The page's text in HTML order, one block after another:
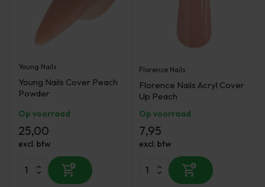
Young Nails
Young Nails Cover Peach
Powder
Op voorraad
25,00
excl. btw
Florence Nails
Florence Nails Acryl Cover
Up Peach
Op voorraad
7,95
excl. btw